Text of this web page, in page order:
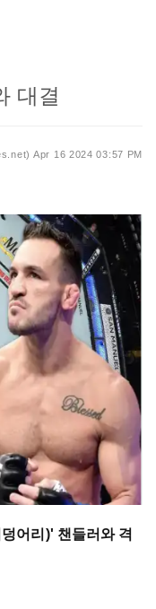
대결
Apr 16 2024 03:57 PM
어리)' 챈들러와 격